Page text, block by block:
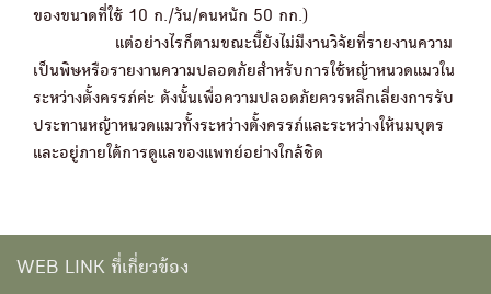
ของขนาดที่ใช้ 10 ก./วัน/คนหนัก 50 กก.)
แต่อย่างไรก็ตามขณะนี้ยังไม่มีงานวิจัยที่รายงานความ
เป็นพิษหรือรายงานความปลอดภัยสำหรับการใช้หญ้าหนวดแมวใน
ระหว่างตั้งครรภ์ค่ะ ดังนั้นเพื่อความปลอดภัยควรหลีกเลี่ยงการรับ
ประทานหญ้าหนวดแมวทั้งระหว่างตั้งครรภ์และระหว่างให้นมบุตร
และอยู่ภายใต้การดูแลของแพทย์อย่างใกล้ชิด
WEB LINK ที่เกี่ยวข้อง